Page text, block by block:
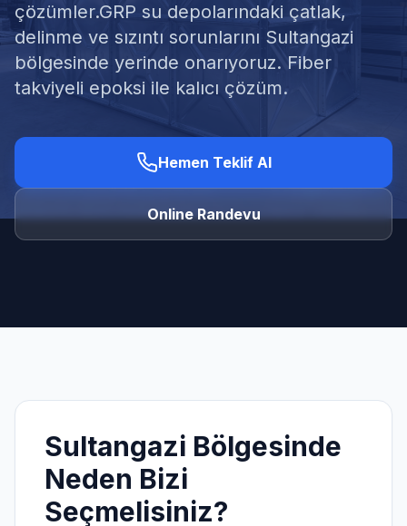
Ücretsiz Keşif Al
çözümler.GRP su depolarındaki çatlak,
delinme ve sızıntı sorunlarını Sultangazi
bölgesinde yerinde onarıyoruz. Fiber
takviyeli epoksi ile kalıcı çözüm.
Hemen Teklif Al
Online Randevu
Sultangazi Bölgesinde
Neden Bizi
Seçmelisiniz?